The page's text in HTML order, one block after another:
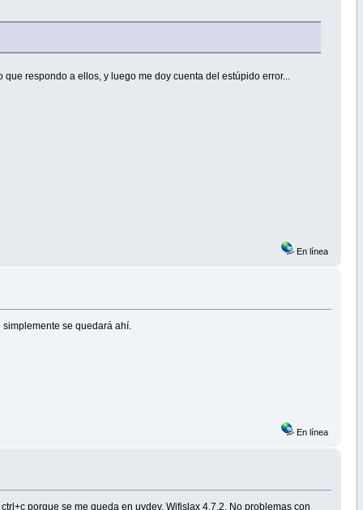
respondo a ellos, y luego me doy cuenta del estúpido error...
En línea
se quedará ahí.
En línea
porque se me queda en uvdev. Wifislax 4.7.2. No problemas con